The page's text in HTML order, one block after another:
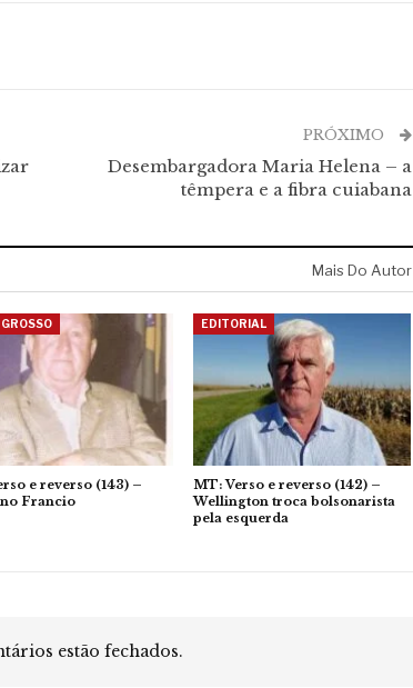
PRÓXIMO
Desembargadora Maria Helena – a
têmpera e a fibra cuiabana
Mais Do Autor
e reverso (143) –
Francio
EDITORIAL
MT: Verso e reverso (142) –
Wellington troca bolsonarista
pela esquerda
estão fechados.